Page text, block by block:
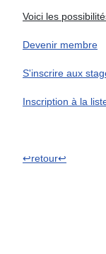
Voici les
Devenir membre
S'inscrire aux
Inscription à la
↩retour↩